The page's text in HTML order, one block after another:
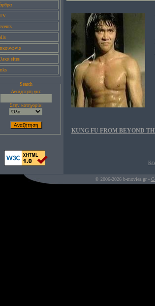
sites
Search
Αναζητηση για:
Στην κατηγορία:
KUNG FU FROM BEYOND
© 2006-2026 b-movies.gr -